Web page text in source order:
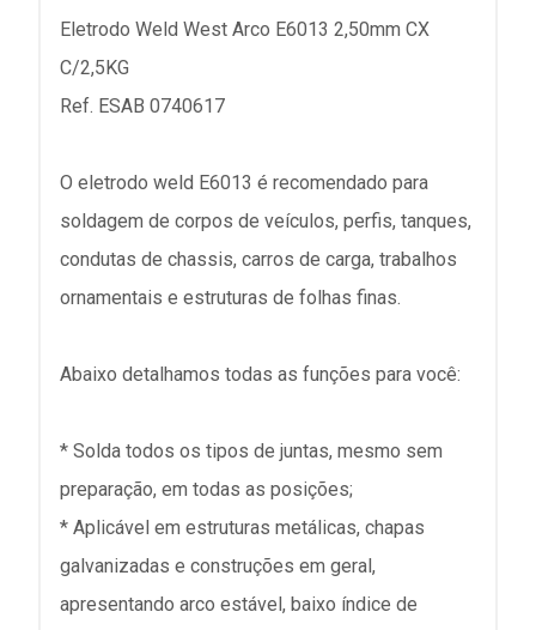
Eletrodo Weld West Arco E6013 2,50mm CX
C/2,5KG
Ref. ESAB 0740617
O eletrodo weld E6013 é recomendado para
soldagem de corpos de veículos, perfis, tanques,
condutas de chassis, carros de carga, trabalhos
ornamentais e estruturas de folhas finas.
Abaixo detalhamos todas as funções para você:
* Solda todos os tipos de juntas, mesmo sem
preparação, em todas as posições;
* Aplicável em estruturas metálicas, chapas
galvanizadas e construções em geral,
apresentando arco estável, baixo índice de